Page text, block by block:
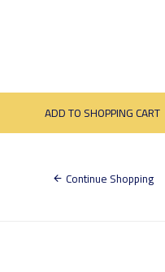
Continue Shopping